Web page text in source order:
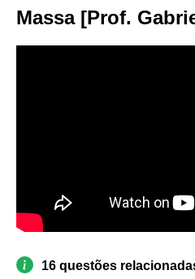
Massa [Prof.
16 questões